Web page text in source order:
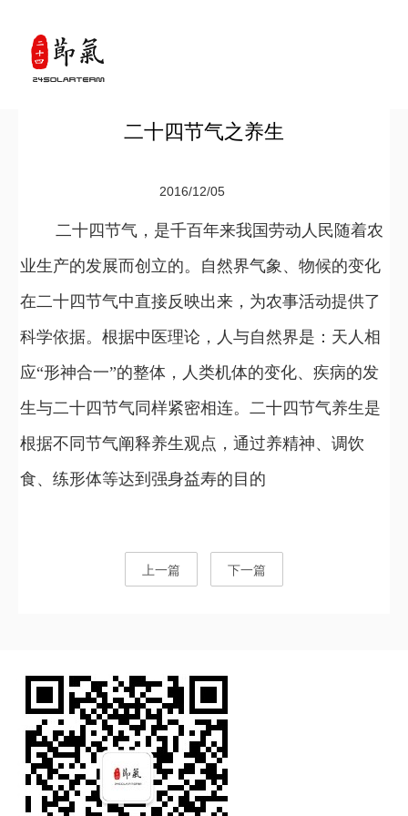
二十四节气之养生
2016/12/05
二十四节气，是千百年来我国劳动人民随着农
业生产的发展而创立的。自然界气象、物候的变化
在二十四节气中直接反映出来，为农事活动提供了
科学依据。根据中医理论，人与自然界是：天人相
应“形神合一”的整体，人类机体的变化、疾病的发
生与二十四节气同样紧密相连。二十四节气养生是
根据不同节气阐释养生观点，通过养精神、调饮
食、练形体等达到强身益寿的目的
上一篇 下一篇